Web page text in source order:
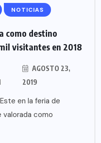
NOTICIAS
como destino
visitantes en 2018
AGOSTO 23,
2019
en la feria de
valorada como